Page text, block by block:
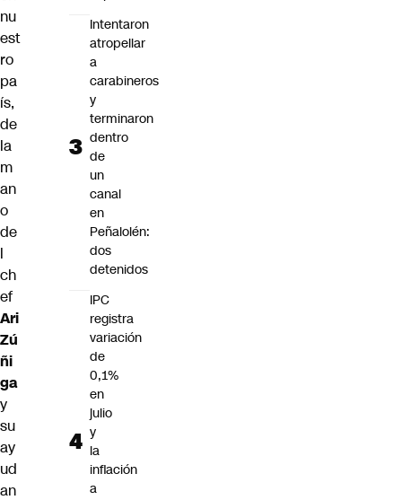
nu
est
ro
pa
ís,
de
la
m
an
o
de
l
ch
ef
Ari
Zú
ñi
ga
y
su
ay
ud
an
Intentaron
atropellar
a
carabineros
y
terminaron
dentro
de
un
canal
en
Peñalolén:
dos
detenidos
IPC
registra
variación
de
0,1%
en
julio
y
la
inflación
a